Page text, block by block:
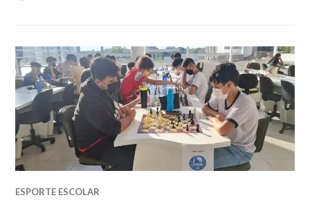
ESPORTE ESCOLAR